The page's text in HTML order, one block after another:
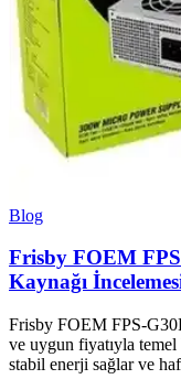
Blog
Frisby FOEM
Kaynağı
Frisby FOEM FPS-
ve uygun fiyatıyla
stabil enerji sağlar ve